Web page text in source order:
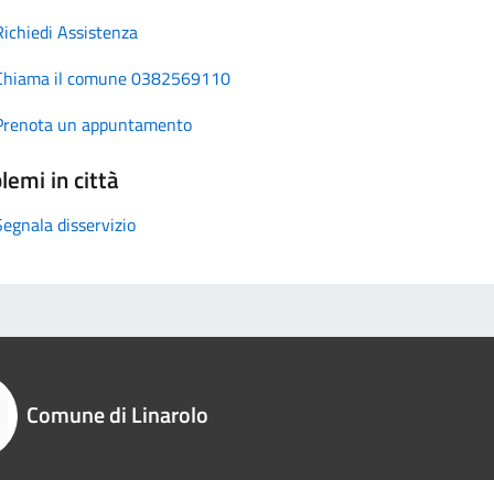
Assistenza
il comune 0382569110
un appuntamento
in città
disservizio
Comune di Linarolo